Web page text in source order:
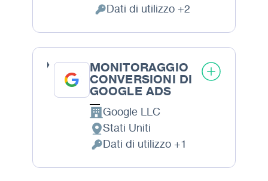
Dati Personali trattati:
Dati di utilizzo +2
MONITORAGGIO
CONVERSIONI DI
GOOGLE ADS
Azienda:
Google LLC
Luogo del trattamento:
Stati Uniti
Dati Personali trattati:
Dati di utilizzo +1